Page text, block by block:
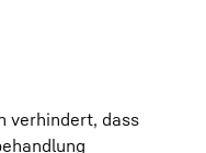
verhindert, dass